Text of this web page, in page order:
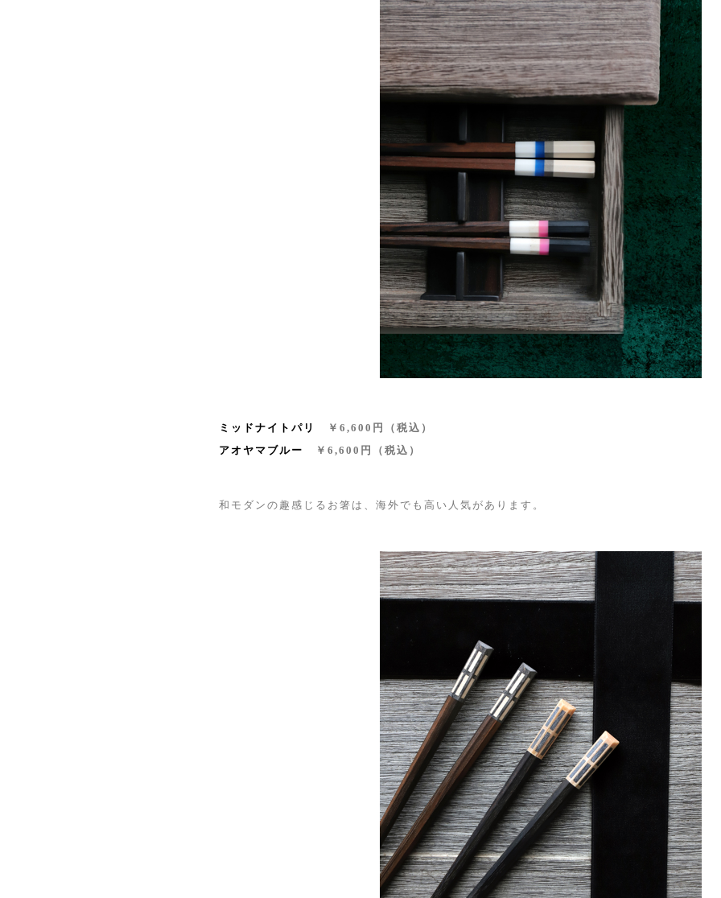
ミッドナイトパリ
￥6,600円（税込）
アオヤマブルー
￥6,600円（税込）
和モダンの趣感じるお箸は、海外でも高い人気があります。